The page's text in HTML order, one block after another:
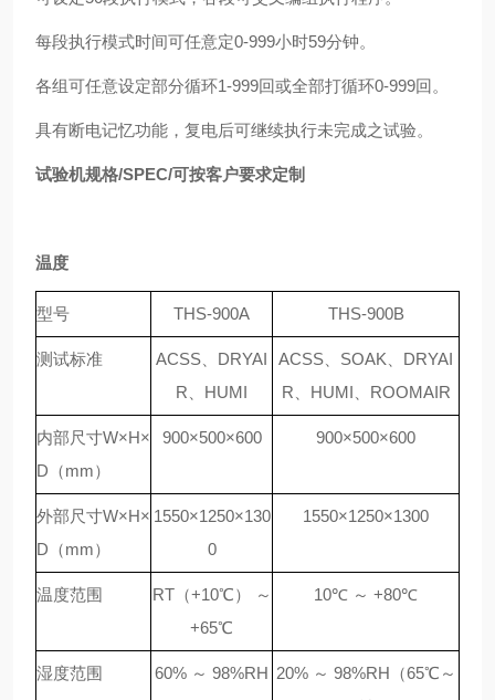
每段执行模式时间可任意定0-999小时59分钟。
各组可任意设定部分循环1-999回或全部打循环0-999回。
具有断电记忆功能，复电后可继续执行未完成之试验。
试验机规格/SPEC/可按客户要求定制
温度
型号 THS-900A THS-900B
测试标准
ACSS、DRYAI
R、HUMI
ACSS、SOAK、DRYAI
R、HUMI、ROOMAIR
内部尺寸W×H×
D（mm）
900×500×600 900×500×600
外部尺寸W×H×
D（mm）
1550×1250×130
0
1550×1250×1300
温度范围
RT（+10℃） ～
+65℃
10℃ ～ +80℃
湿度范围 60% ～ 98%RH 20% ～ 98%RH（65℃～